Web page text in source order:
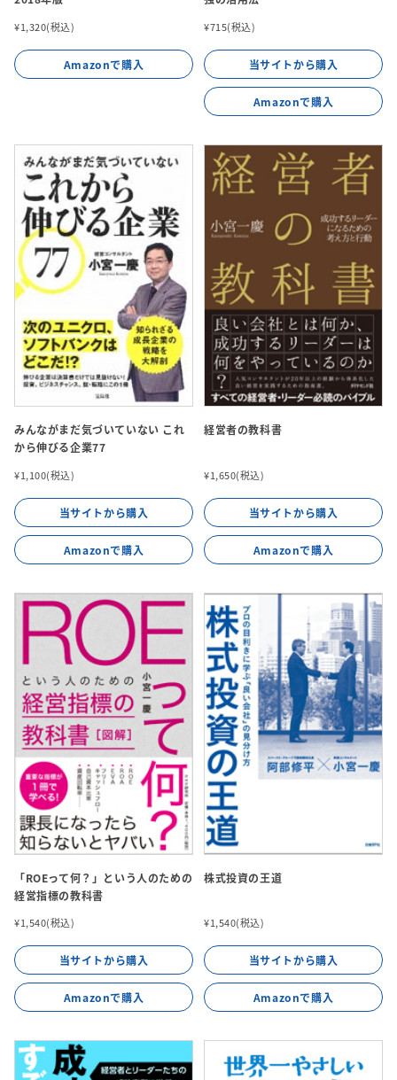
¥1,320(税込)
Amazonで購入
¥715(税込)
当サイトから購入
Amazonで購入
みんながまだ気づいていない これ
から伸びる企業77
¥1,100(税込)
当サイトから購入
Amazonで購入
経営者の教科書
¥1,650(税込)
当サイトから購入
Amazonで購入
「ROEって何？」という人のための
経営指標の教科書
¥1,540(税込)
当サイトから購入
Amazonで購入
株式投資の王道
¥1,540(税込)
当サイトから購入
Amazonで購入